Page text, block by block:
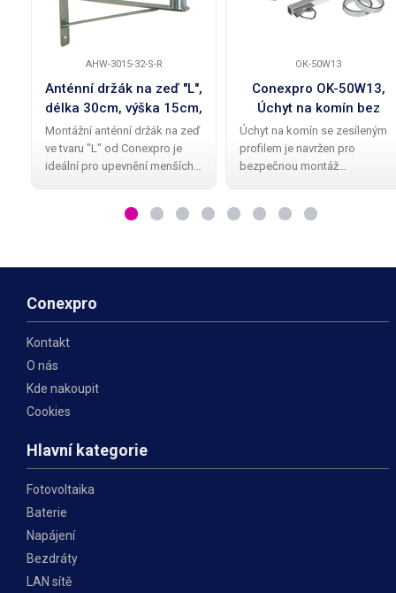
AHW-3015-32-S-R
Anténní držák na zeď "L",
délka 30cm, výška 15cm,
průměr 32mm, retail
balení
Montážní anténní držák na zeď
ve tvaru "L" od Conexpro je
ideální pro upevnění menších
galvanickým zinkem má
OK-50W13
Conexpro OK-50W13,
Úchyt na komín bez
vrtání pro trubku 28 až
52 mm
Úchyt na komín se zesíleným
profilem je navržen pro
bezpečnou montáž
Robustní konstrukce
Conexpro
Kontakt
O nás
Kde nakoupit
Cookies
Hlavní kategorie
Fotovoltaika
Baterie
Napájení
Bezdráty
LAN sítě